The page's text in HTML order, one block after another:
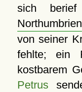
sich
Northumbrien
von seiner
fehlte; ein
kostbarem
Petrus